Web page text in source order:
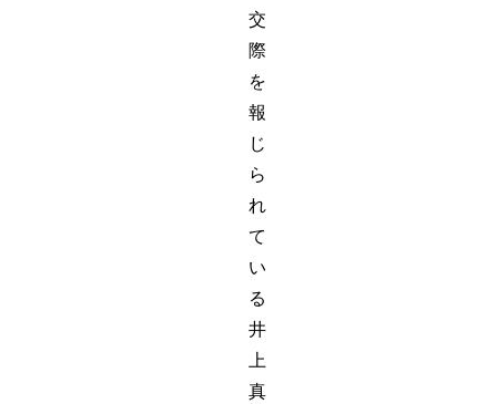
交
際
を
報
じ
ら
れ
て
い
る
井
上
真